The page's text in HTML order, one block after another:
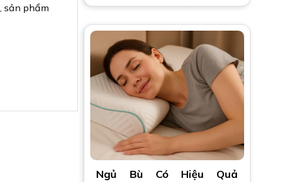
, sản phẩm
Tiện Lợi, Êm Ái
Ngủ Bù Có Hiệu Quả